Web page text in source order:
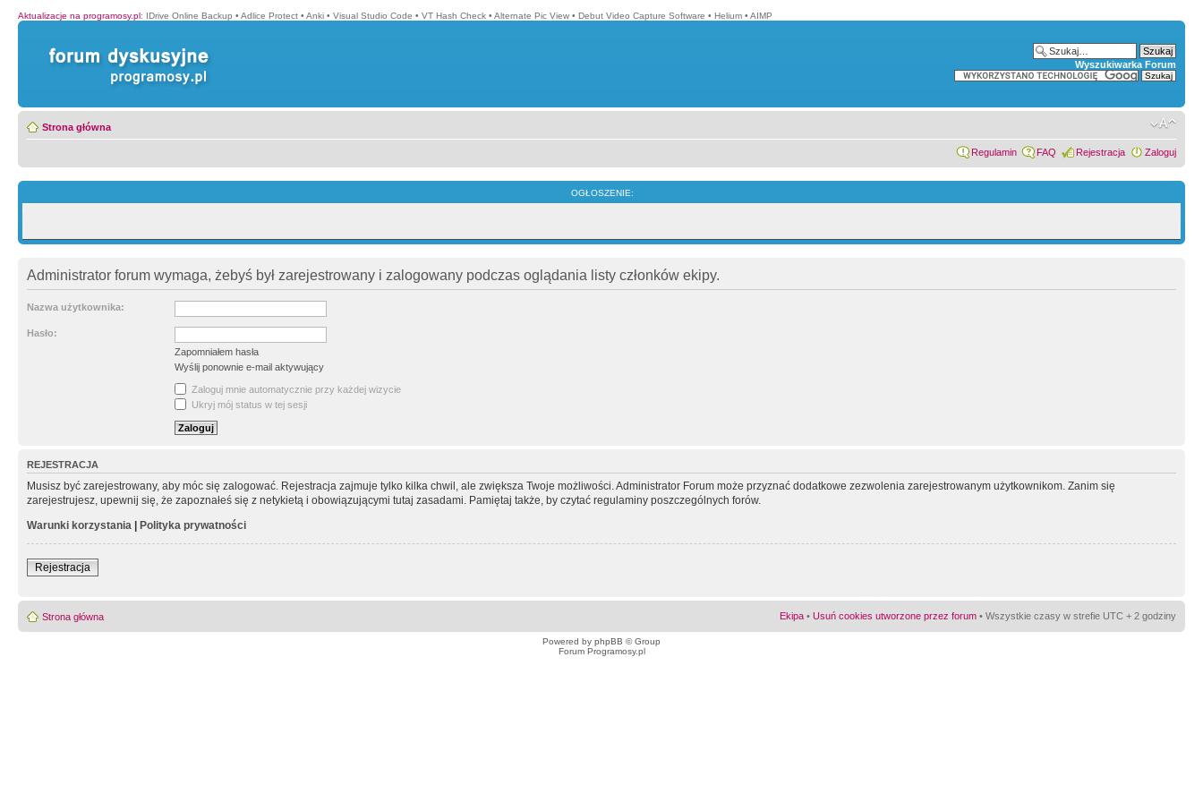
Aktualizacje na programosy.pl: IDrive Online Backup • Adlice Protect • Anki • Visual Studio Code • VT Hash Check • Alternate Pic View • Debut Video Capture Software • Helium • AIMP
Wyszukiwarka Forum
Strona główna
Regulamin FAQ Rejestracja Zaloguj
OGŁOSZENIE:
Administrator forum wymaga, żebyś był zarejestrowany i zalogowany podczas oglądania listy członków ekipy.
Nazwa użytkownika:
Hasło:
Zapomniałem hasła
Wyślij ponownie e-mail aktywujący
Zaloguj mnie automatycznie przy każdej wizycie
Ukryj mój status w tej sesji
REJESTRACJA
Musisz być zarejestrowany, aby móc się zalogować. Rejestracja zajmuje tylko kilka chwil, ale zwiększa Twoje możliwości. Administrator Forum może przyznać dodatkowe zezwolenia zarejestrowanym użytkownikom. Zanim się
zarejestrujesz, upewnij się, że zapoznałeś się z netykietą i obowiązującymi tutaj zasadami. Pamiętaj także, by czytać regulaminy poszczególnych forów.
Warunki korzystania | Polityka prywatności
Rejestracja
Strona główna Ekipa • Usuń cookies utworzone przez forum • Wszystkie czasy w strefie UTC + 2 godziny
Powered by phpBB © Group
Forum Programosy.pl